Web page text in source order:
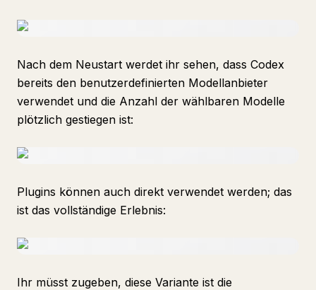
Nach dem Neustart werdet ihr sehen, dass Codex
bereits den benutzerdefinierten Modellanbieter
verwendet und die Anzahl der wählbaren Modelle
plötzlich gestiegen ist:
Plugins können auch direkt verwendet werden; das
ist das vollständige Erlebnis:
Ihr müsst zugeben, diese Variante ist die